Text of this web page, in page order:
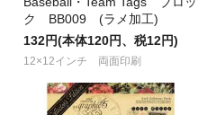
ク BB009 (ラメ加工)
132円(本体120円、税12円)
12×12インチ 両面印刷